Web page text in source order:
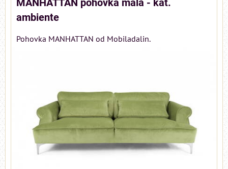
MANHATTAN pohovka malá - kat.
ambiente
Pohovka MANHATTAN od Mobiladalin.